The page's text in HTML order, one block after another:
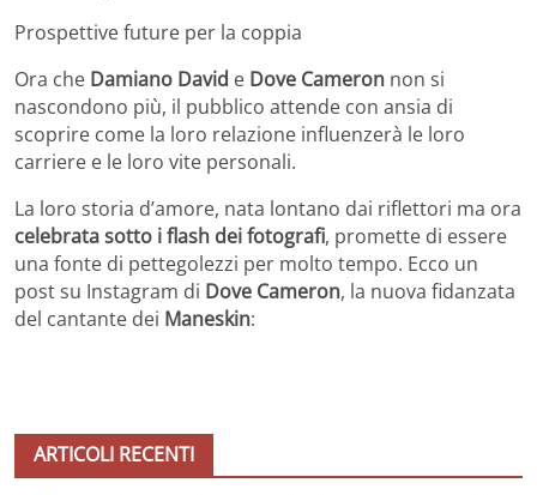
Prospettive future per la coppia
Ora che Damiano David e Dove Cameron non si
nascondono più, il pubblico attende con ansia di
scoprire come la loro relazione influenzerà le loro
carriere e le loro vite personali.
La loro storia d’amore, nata lontano dai riflettori ma ora
celebrata sotto i flash dei fotografi, promette di essere
una fonte di pettegolezzi per molto tempo. Ecco un
post su Instagram di Dove Cameron, la nuova fidanzata
del cantante dei Maneskin:
ARTICOLI RECENTI